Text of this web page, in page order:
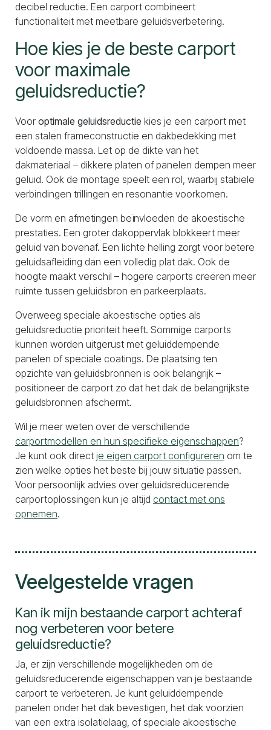
decibel reductie. Een carport combineert
functionaliteit met meetbare geluidsverbetering.
Hoe kies je de beste carport
voor maximale
geluidsreductie?
Voor optimale geluidsreductie kies je een carport met
een stalen frameconstructie en dakbedekking met
voldoende massa. Let op de dikte van het
dakmateriaal – dikkere platen of panelen dempen meer
geluid. Ook de montage speelt een rol, waarbij stabiele
verbindingen trillingen en resonantie voorkomen.
De vorm en afmetingen beïnvloeden de akoestische
prestaties. Een groter dakoppervlak blokkeert meer
geluid van bovenaf. Een lichte helling zorgt voor betere
geluidsafleiding dan een volledig plat dak. Ook de
hoogte maakt verschil – hogere carports creëren meer
ruimte tussen geluidsbron en parkeerplaats.
Overweeg speciale akoestische opties als
geluidsreductie prioriteit heeft. Sommige carports
kunnen worden uitgerust met geluiddempende
panelen of speciale coatings. De plaatsing ten
opzichte van geluidsbronnen is ook belangrijk –
positioneer de carport zo dat het dak de belangrijkste
geluidsbronnen afschermt.
Wil je meer weten over de verschillende
carportmodellen en hun specifieke eigenschappen?
Je kunt ook direct je eigen carport configureren om te
zien welke opties het beste bij jouw situatie passen.
Voor persoonlijk advies over geluidsreducerende
carportoplossingen kun je altijd contact met ons
opnemen.
Veelgestelde vragen
Kan ik mijn bestaande carport achteraf
nog verbeteren voor betere
geluidsreductie?
Ja, er zijn verschillende mogelijkheden om de
geluidsreducerende eigenschappen van je bestaande
carport te verbeteren. Je kunt geluiddempende
panelen onder het dak bevestigen, het dak voorzien
van een extra isolatielaag, of speciale akoestische